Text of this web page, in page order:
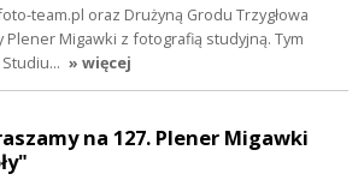
team.pl oraz Drużyną Grodu Trzygłowa
Plener Migawki z fotografią studyjną. Tym
Studiu… » więcej
na 127. Plener Migawki